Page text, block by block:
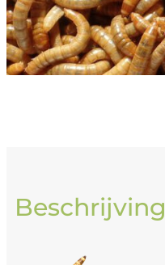
Beschrijving